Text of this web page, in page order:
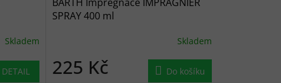
Skladem
DETAIL
SPRAY 400 ml
Skladem
225 Kč Do košíku